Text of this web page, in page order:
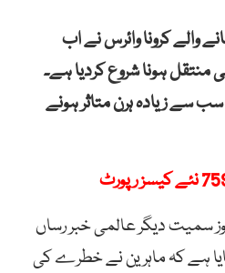
والے کرونا وائرس نے اب
منتقل ہونا شروع کردیا ہے۔
سے زیادہ ہرن متاثر ہونے
سمیت دیگر عالمی خبر رساں
ہے کہ ماہرین نے خطرے کی